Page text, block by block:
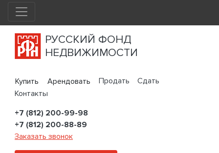
РУССКИЙ ФОНД
НЕДВИЖИМОСТИ
Купить Арендовать Продать
Сдать
Контакты
+7 (812) 200-99-98
+7 (812) 200-88-89
Заказать звонок